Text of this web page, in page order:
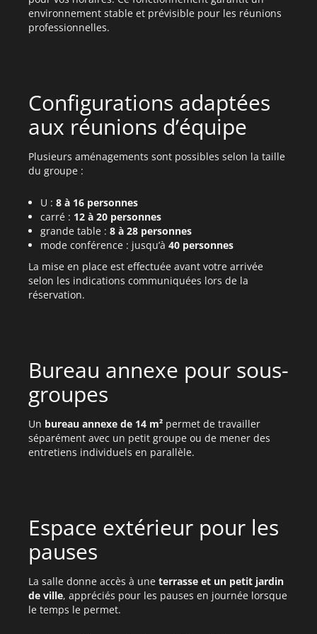
environnement stable et prévisible pour les réunions
professionnelles.
Configurations adaptées
aux réunions d’équipe
Plusieurs aménagements sont possibles selon la taille
du groupe :
U : 8 à 16 personnes
carré : 12 à 20 personnes
grande table : 8 à 28 personnes
mode conférence : jusqu’à 40 personnes
La mise en place est effectuée avant votre arrivée
selon les indications communiquées lors de la
réservation.
Bureau annexe pour sous-
groupes
Un bureau annexe de 14 m² permet de travailler
séparément avec un petit groupe ou de mener des
entretiens individuels en parallèle.
Espace extérieur pour les
pauses
La salle donne accès à une terrasse et un petit jardin
de ville, appréciés pour les pauses en journée lorsque
le temps le permet.